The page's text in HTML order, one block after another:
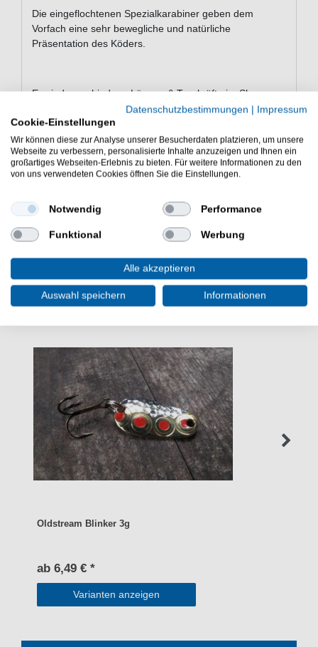
Die eingeflochtenen Spezialkarabiner geben dem
Vorfach eine sehr bewegliche und natürliche
Präsentation des Köders.
Es sind verschiedene Längen & Tragkräfte im Shop
Inhalt: 2 Stück -Ausnahme 45cm 25kg: 1 Stück
WEITERE INTERESSANTE ARTIKEL
Oldstream Blinker 3g
ab 6,49 € *
Varianten anzeigen
Datenschutzbestimmungen | Impressum
Cookie-Einstellungen
Wir können diese zur Analyse unserer Besucherdaten platzieren, um unsere
Webseite zu verbessern, personalisierte Inhalte anzuzeigen und Ihnen ein
großartiges Webseiten-Erlebnis zu bieten. Für weitere Informationen zu den
von uns verwendeten Cookies öffnen Sie die Einstellungen.
Notwendig Performance
Funktional Werbung
Alle akzeptieren
Auswahl speichern Informationen